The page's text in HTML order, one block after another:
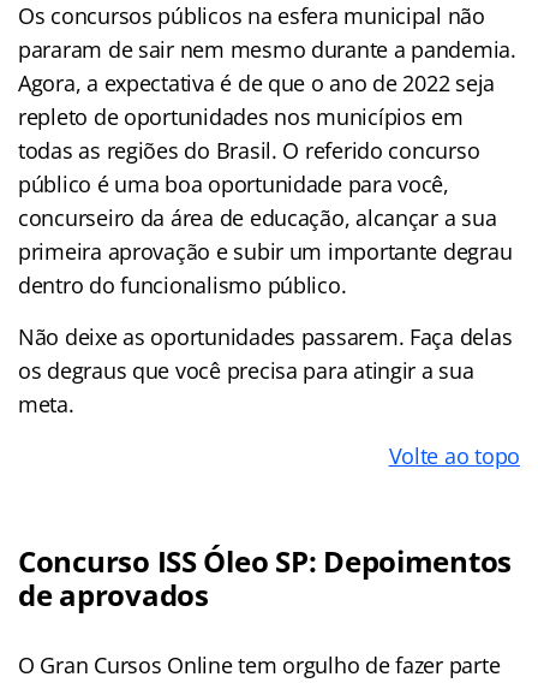
Os concursos públicos na esfera municipal não
pararam de sair nem mesmo durante a pandemia.
Agora, a expectativa é de que o ano de 2022 seja
repleto de oportunidades nos municípios em
todas as regiões do Brasil. O referido concurso
público é uma boa oportunidade para você,
concurseiro da área de educação, alcançar a sua
primeira aprovação e subir um importante degrau
dentro do funcionalismo público.
Não deixe as oportunidades passarem. Faça delas
os degraus que você precisa para atingir a sua
meta.
Volte ao topo
Concurso ISS Óleo SP: Depoimentos
de aprovados
O Gran Cursos Online tem orgulho de fazer parte